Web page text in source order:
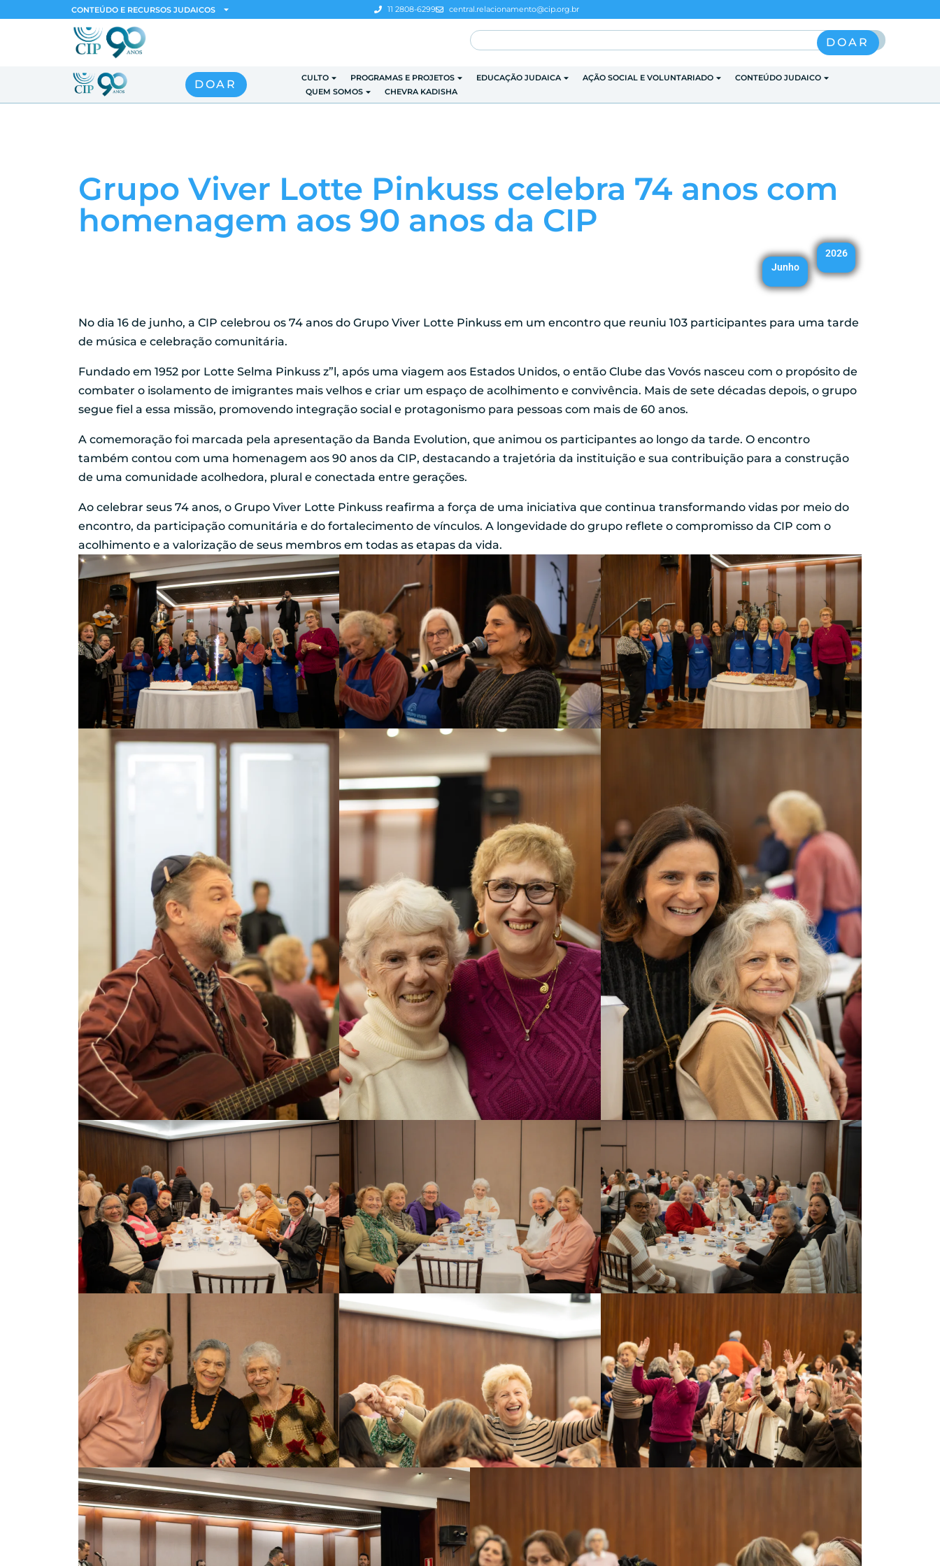
CONTEÚDO E RECURSOS JUDAICOS 11 2808-6299 central.relacionamento@cip.org.br
Pesquisar
DOAR
DOAR CULTO PROGRAMAS E PROJETOS EDUCAÇÃO JUDAICA AÇÃO SOCIAL E VOLUNTARIADO
CONTEÚDO JUDAICO
QUEM SOMOS
CHEVRA KADISHA
Grupo Viver Lotte Pinkuss celebra 74 anos com
homenagem aos 90 anos da CIP
Junho
2026
No dia 16 de junho, a CIP celebrou os 74 anos do Grupo Viver Lotte Pinkuss em um encontro que reuniu 103 participantes para uma tarde
de música e celebração comunitária.
Fundado em 1952 por Lotte Selma Pinkuss z”l, após uma viagem aos Estados Unidos, o então Clube das Vovós nasceu com o propósito de
combater o isolamento de imigrantes mais velhos e criar um espaço de acolhimento e convivência. Mais de sete décadas depois, o grupo
segue fiel a essa missão, promovendo integração social e protagonismo para pessoas com mais de 60 anos.
A comemoração foi marcada pela apresentação da Banda Evolution, que animou os participantes ao longo da tarde. O encontro
também contou com uma homenagem aos 90 anos da CIP, destacando a trajetória da instituição e sua contribuição para a construção
de uma comunidade acolhedora, plural e conectada entre gerações.
Ao celebrar seus 74 anos, o Grupo Viver Lotte Pinkuss reafirma a força de uma iniciativa que continua transformando vidas por meio do
encontro, da participação comunitária e do fortalecimento de vínculos. A longevidade do grupo reflete o compromisso da CIP com o
acolhimento e a valorização de seus membros em todas as etapas da vida.